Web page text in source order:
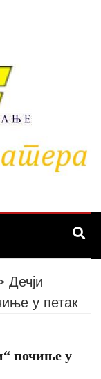
Дечји
у петак
почиње у